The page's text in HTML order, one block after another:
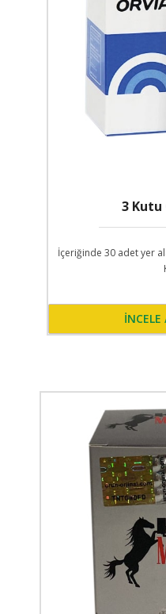
3 Kutu
İçeriğinde 30 adet yer
İNCELE